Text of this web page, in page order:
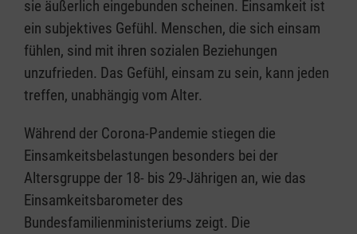
sie äußerlich eingebunden scheinen. Einsamkeit ist
ein subjektives Gefühl. Menschen, die sich einsam
fühlen, sind mit ihren sozialen Beziehungen
unzufrieden. Das Gefühl, einsam zu sein, kann jeden
treffen, unabhängig vom Alter.
Während der Corona-Pandemie stiegen die
Einsamkeitsbelastungen besonders bei der
Altersgruppe der 18- bis 29-Jährigen an, wie das
Einsamkeitsbarometer des
Bundesfamilienministeriums zeigt. Die